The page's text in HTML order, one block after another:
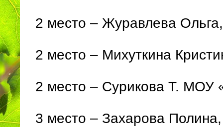
2 место – Журавлева
2 место – Михуткина
2 место – Сурикова Т. МОУ
3 место – Захарова